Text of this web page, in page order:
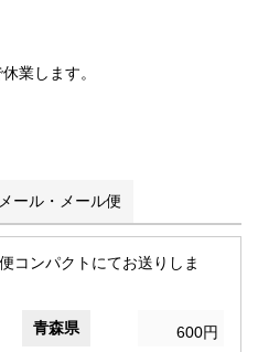
業します。
ール・メール便
コンパクトにてお送りしま
青森県 600円